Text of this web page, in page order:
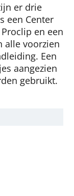
er drie
een Center
en een
alle voorzien
Een
aangezien
gebruikt.